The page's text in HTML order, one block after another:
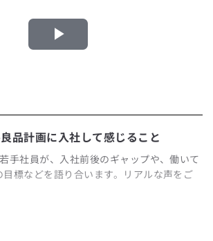
Play
品計画に入社して感じること
手社員が、入社前後のギャップや、働いて
標などを語り合います。リアルな声をご